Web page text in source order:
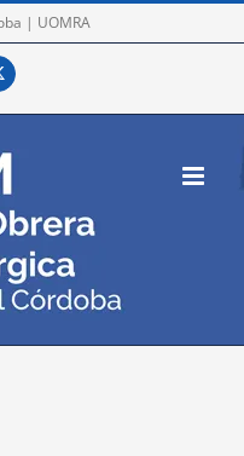
| UOMRA